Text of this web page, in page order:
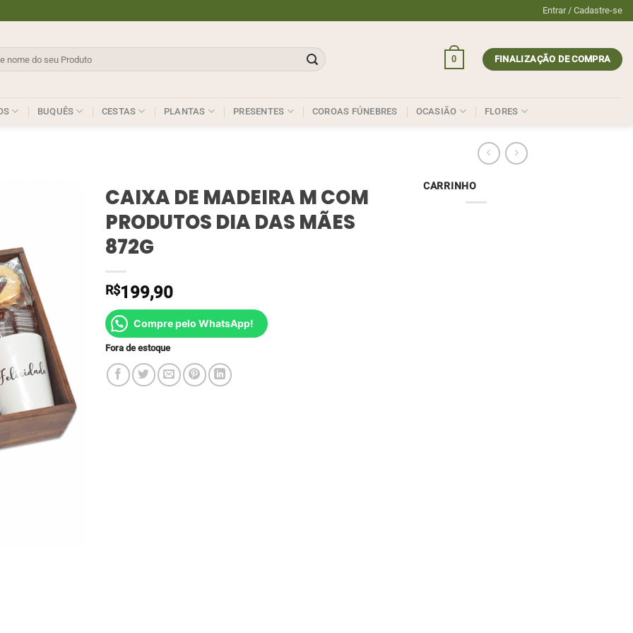
Entrar / Cadastre-se
0 FINALIZAÇÃO DE COMPRA
BUQUÊS CESTAS PLANTAS PRESENTES COROAS FÚNEBRES OCASIÃO FLORES
CAIXA DE MADEIRA M COM
PRODUTOS DIA DAS MÃES
872G
R$199,90
Compre pelo WhatsApp!
Fora de estoque
CARRINHO